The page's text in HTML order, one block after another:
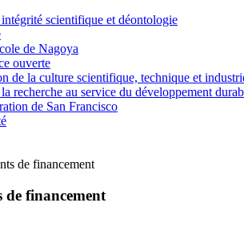
scientifique et déontologie
de Nagoya
ouverte
de la culture scientifique, technique et
recherche au service du développement
de San Francisco
de financement
de financement